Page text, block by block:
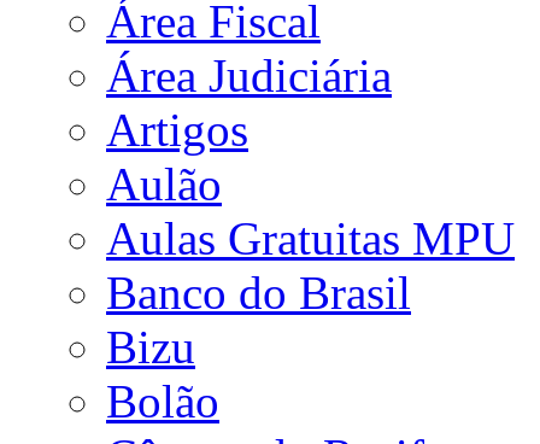
Área Fiscal
Área Judiciária
Artigos
Aulão
Aulas Gratuitas MPU
Banco do Brasil
Bizu
Bolão